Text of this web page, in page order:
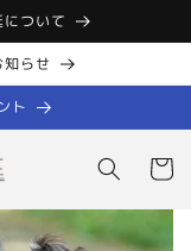
ついて
らせ
ト
ー